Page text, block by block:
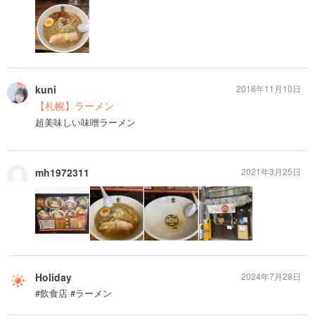
kuni
【札幌】ラーメン
超美味しい味噌ラーメン
2018年11月10日
mh1972311 2021年3月25日
Holiday
#飲食店 #ラーメン
2024年7月28日